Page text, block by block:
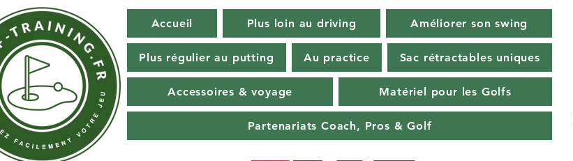
Accueil Plus loin au driving Améliorer son swing
Plus régulier au putting Au practice Sac rétractables uniques
Accessoires & voyage Matériel pour les Golfs
Partenariats Coach, Pros & Golf